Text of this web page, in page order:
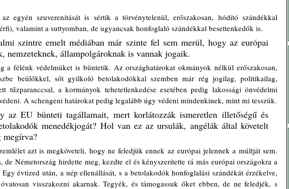
egyén szuverenitását is sértik a törvénytelenül, erőszakosan, hódító szándékkal
valamint a suttyomban, de ugyancsak honfoglaló szándékkal besettenkedők is.
szintre emelt médiában már szinte fel sem merül, hogy az európai
nemzeteknek, állampolgároknak is vannak jogaik.
a félénk védelmüket is büntetik. Az országhatárokat okmányok nélkül erőszakosan,
beülőkkel, sőt gyilkoló betolakodókkal szemben már rég jogilag, politikailag,
tűzparanccsal, a kormányok tehetetlenkedése esetében pedig lakossági önvédelmi
az EU bünteti tagállamait, mert korlátozzák ismeretlen illetőségű és
menedékjogát? Hol van ez az ursulák, angélák által követelt
megírva?
azt is megköveteli, hogy ne feledjük ennek az európai jelennek a múltját sem.
de Németország hirdette meg, kezdte el és kényszerítette rá más európai országokra a
évtized után, a nép ellenállását, s a betolakodók honfoglalási szándékát érzékelve,
visszakozni akarnak. Tegyék, és támogassuk őket ebben, de ne feledjék, s